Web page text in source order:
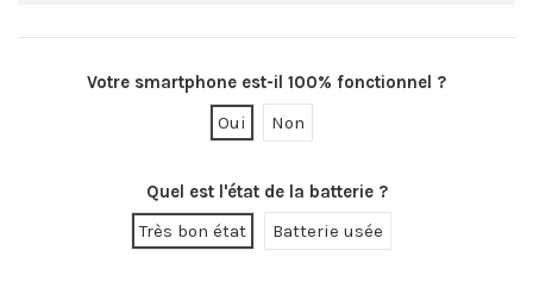
Votre smartphone est-il 100% fonctionnel ?
Oui
Non
Quel est l'état de la batterie ?
Très bon état
Batterie usée